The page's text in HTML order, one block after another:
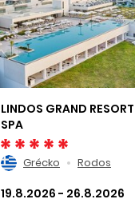
LINDOS GRAND
SPA
Grécko Rodos
19.8.2026 - 26.8.2026